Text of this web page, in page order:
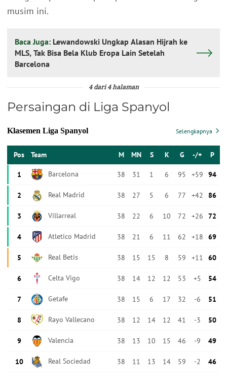
musim ini.
Baca Juga: Lewandowski Ungkap Alasan Hijrah ke
MLS, Tak Bisa Bela Klub Eropa Lain Setelah
Barcelona
4 dari 4 halaman
Persaingan di Liga Spanyol